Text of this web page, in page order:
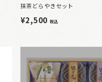
抹茶どらやきセット
¥2,500 税込